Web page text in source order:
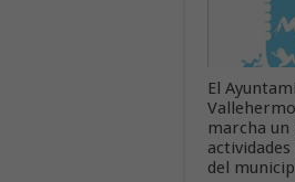
El
marcha
del